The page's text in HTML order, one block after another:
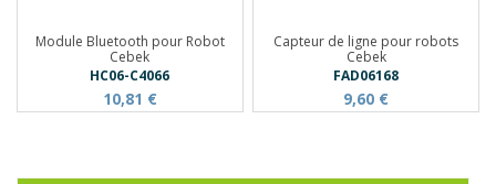
Module Bluetooth pour Robot
Cebek
HC06-C4066
10,81 €
Capteur de ligne pour robots
Cebek
FAD06168
9,60 €